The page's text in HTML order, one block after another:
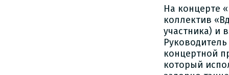
На концерте
коллектив
участника) и
концертной
который